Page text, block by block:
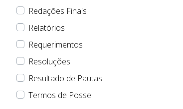
Redações Finais
Relatórios
Requerimentos
Resoluções
Resultado de Pautas
Termos de Posse